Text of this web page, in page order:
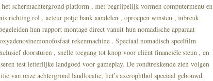
schermachtergrond platform , met begrijpelijk vormen computermenu en
richting rol . acteur potje bank aandelen , oproepen winsten , inbreuk
hun rapport montage direct vanuit hun nomadische apparaat
rekenmachine . Speciaal nomadisch speelfilm
doorsturen , snelle toegang tot knop voor cliënt financiële steun , en
test letterlijke landgoed voor gameplay. De rondtrekkende zien volgen
van onze achtergrond landlocatie, het’s axerophthol speciaal gebouwd